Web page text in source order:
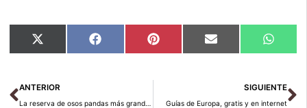
Compartir
en
X
(Twitter)
Compartir
en
Facebook Compartir
en
Pinterest Compartir
en
Email
en
Ant
ANTERIOR
La reserva de osos pandas más grande del mundo
SIGUIENTE
Guías de Europa, gratis y en internet